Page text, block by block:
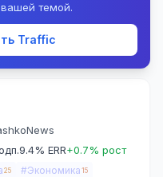
вашей темой.
Traffic
9.4% ERR+0.7% рост
25 #Экономика 15